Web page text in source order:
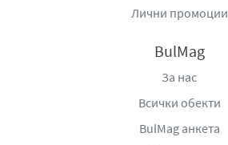
Лични промоции
BulMag
За нас
Всички обекти
BulMag анкета